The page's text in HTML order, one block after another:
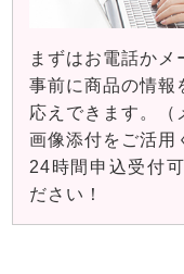
まずはお電話かメ
事前に商品の情報
応えできます。（
画像添付をご活用
24時間申込受付
ださい！